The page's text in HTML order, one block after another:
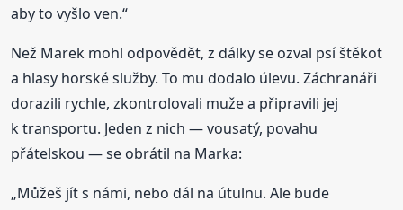
aby to vyšlo ven.“
Než Marek mohl odpovědět, z dálky se ozval psí štěkot
a hlasy horské služby. To mu dodalo úlevu. Záchranáři
dorazili rychle, zkontrolovali muže a připravili jej
k transportu. Jeden z nich — vousatý, povahu
přátelskou — se obrátil na Marka:
„Můžeš jít s námi, nebo dál na útulnu. Ale bude